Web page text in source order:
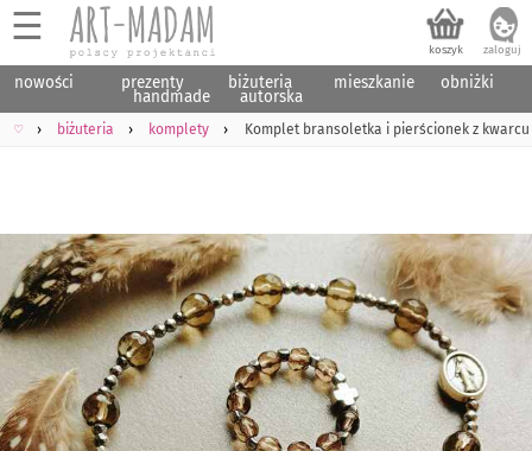
☰
nowości prezenty
handmade
biżuteria
autorska
mieszkanie obniżki
♡ biżuteria komplety Komplet bransoletka i pierścionek z